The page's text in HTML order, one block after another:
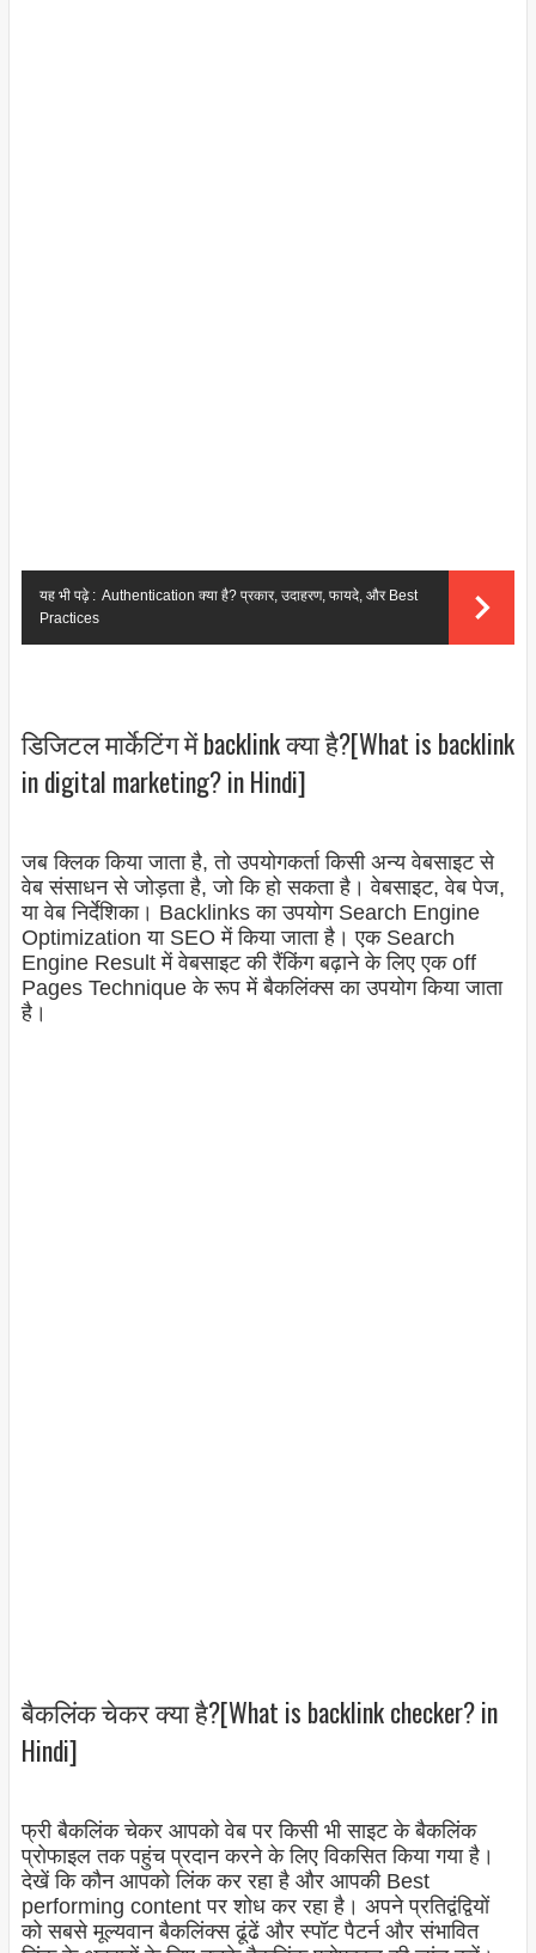
यह भी पढ़े : Authentication क्या है? प्रकार, उदाहरण, फायदे, और Best
Practices
डिजिटल मार्केटिंग में backlink क्या है?[What is backlink
in digital marketing? in Hindi]
जब क्लिक किया जाता है, तो उपयोगकर्ता किसी अन्य वेबसाइट से
वेब संसाधन से जोड़ता है, जो कि हो सकता है। वेबसाइट, वेब पेज,
या वेब निर्देशिका। Backlinks का उपयोग Search Engine
Optimization या SEO में किया जाता है। एक Search
Engine Result में वेबसाइट की रैंकिंग बढ़ाने के लिए एक off
Pages Technique के रूप में बैकलिंक्स का उपयोग किया जाता
है।
बैकलिंक चेकर क्या है?[What is backlink checker? in
Hindi]
फ्री बैकलिंक चेकर आपको वेब पर किसी भी साइट के बैकलिंक
प्रोफाइल तक पहुंच प्रदान करने के लिए विकसित किया गया है।
देखें कि कौन आपको लिंक कर रहा है और आपकी Best
performing content पर शोध कर रहा है। अपने प्रतिद्वंद्वियों
को सबसे मूल्यवान बैकलिंक्स ढूंढें और स्पॉट पैटर्न और संभावित